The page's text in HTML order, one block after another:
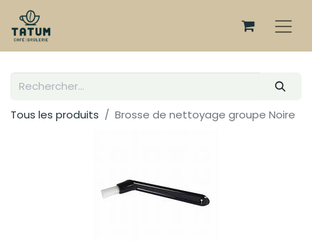
Tous les produits Brosse de nettoyage groupe Noire